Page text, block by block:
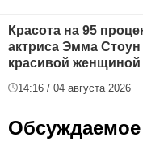
Красота на 95
актриса Эмма
красивой
14:16 / 04 августа 2026
Обсуждаемое